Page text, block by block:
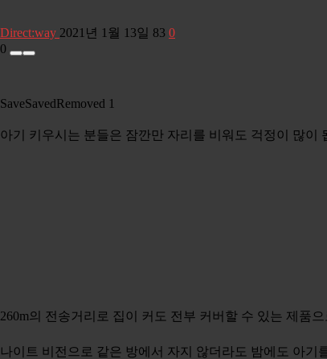
Direct:way 2021년 1월 13일 83 0
0
SaveSavedRemoved 1
아기 키우시는 분들은 잠깐만 자리를 비워도 걱정이 많
260m의 전송거리로 집이 커도 전부 커버할 수 있는 제품
나이트 비전으로 같은 방에서 자지 않더라도 밤에도 아